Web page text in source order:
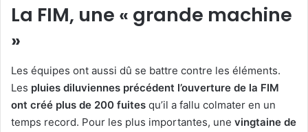
La FIM, une « grande machine
»
Les équipes ont aussi dû se battre contre les éléments.
Les pluies diluviennes précédent l’ouverture de la FIM
ont créé plus de 200 fuites qu’il a fallu colmater en un
temps record. Pour les plus importantes, une vingtaine de